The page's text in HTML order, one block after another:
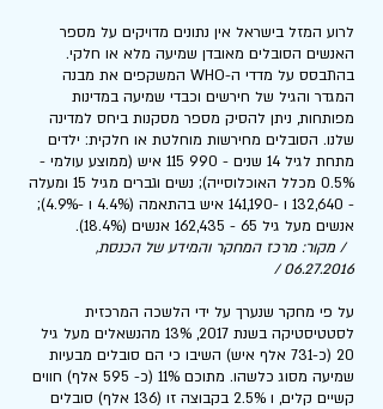
לרוע המזל בישראל אין נתונים מדויקים על מספר
האנשים הסובלים מאובדן שמיעה מלא או חלקי.
בהתבסס על מדדי ה-WHO המשקפים את מבנה
המגדר והגיל של חירשים וכבדי שמיעה במדינות
מפותחות, ניתן להסיק מספר מסקנות ביחס למדינה
שלנו. הסובלים מחירשות מוחלטת או חלקית: ילדים
מתחת לגיל 14 שנים - 990 115 איש (ממוצע עולמי -
0.5% מכלל האוכלוסייה); נשים וגברים מגיל 15 ומעלה
- 132,640 ו -141,190 איש בהתאמה (4.4% ו -4.9%);
אנשים מעל גיל 65 - 162,435 אנשים (18.4%).
/ מקור: מרכז המחקר והמידע של הכנסת,
06.27.2016
/
על פי מחקר שנערך על ידי הלשכה המרכזית
לסטטיסטיקה בשנת 2017, 13% מהנשאלים מעל גיל
20 (כ-731 אלף איש) השיבו כי הם סובלים מבעיות
שמיעה מסוג כלשהו. מתוכם 11% (כ- 595 אלף) חווים
קשיים קלים, ו 2.5% בקבוצה זו (136 אלף) סובלים